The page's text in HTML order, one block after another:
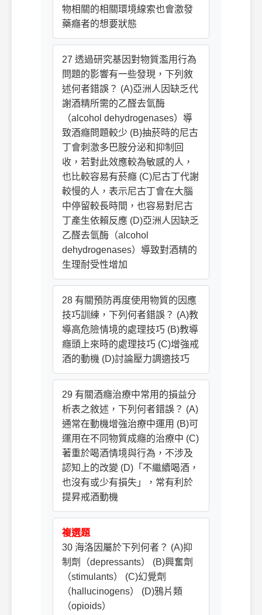
物相關的相關環境線索也會激發
藥癮者的想要狀態
27 透過研究基因對物質濫用行為
問題的影響有一些發現，下列敘
述何者錯誤？ (A)亞洲人因缺乏代
謝酒精所需的乙醛去氫酶
（alcohol dehydrogenases）導
致酒癮問題較少 (B)抽菸時的尼古
丁會刺激多巴胺分泌和抑制回
收，若對此效應較為敏感的人，
也比較容易有菸癮 (C)尼古丁代謝
較慢的人，表示尼古丁會在大腦
中停留較長時間，也容易對尼古
丁產生依賴反應 (D)亞洲人因缺乏
乙醛去氫酶（alcohol
dehydrogenases）導致對酒精的
生理耐受性增加
28 有關預防再度使用物質的因應
技巧訓練，下列何者錯誤？ (A)教
導高危險情境的處理技巧 (B)教導
癮頭上來時的處理技巧 (C)增強戒
酒的動機 (D)討論壓力調適技巧
29 有關酒癮治療中常用的損益分
析表之敘述，下列何者錯誤？ (A)
通常在動機增強治療中運用 (B)可
運用在不同物質成癮的治療中 (C)
著重於喝酒情境與行為，不涉及
認知上的改變 (D)「不繼續喝酒，
也沒有或少有損失」，常有利於
提昇戒酒動機
複選題
30 海洛因屬於下列何者？ (A)抑
制劑（depressants） (B)興奮劑
（stimulants） (C)幻覺劑
（hallucinogens） (D)鴉片類
（opioids）